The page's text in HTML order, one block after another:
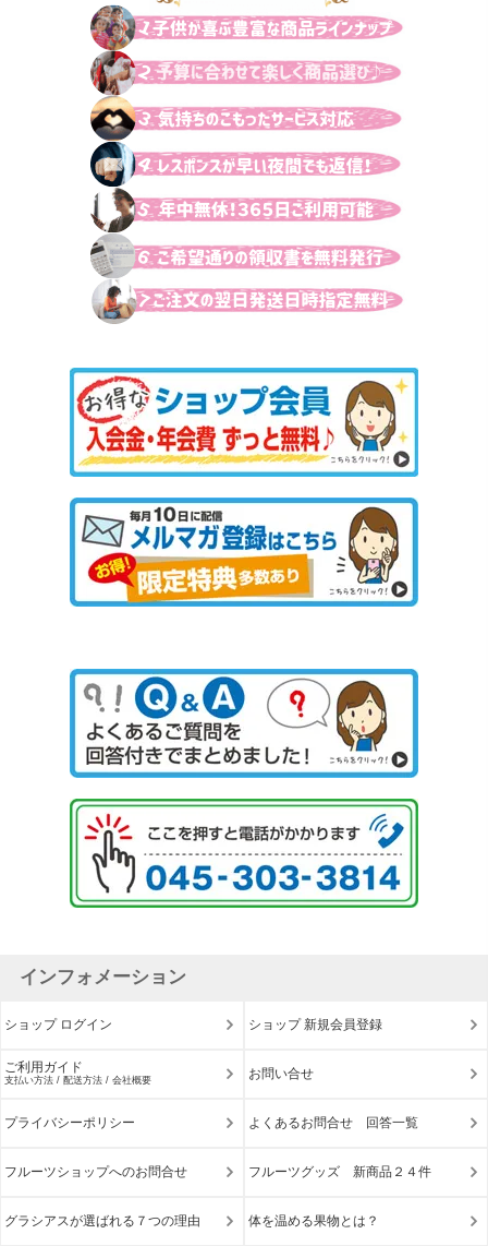
インフォメーション
ショップ ログイン ショップ 新規会員登録
ご利用ガイド
支払い方法 / 配送方法 / 会社概要 お問い合せ
プライバシーポリシー よくあるお問合せ 回答一覧
フルーツショップへのお問合せ フルーツグッズ 新商品２４件
グラシアスが選ばれる７つの理由 体を温める果物とは？